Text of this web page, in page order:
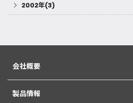
2002年(3)
会社概要
製品情報